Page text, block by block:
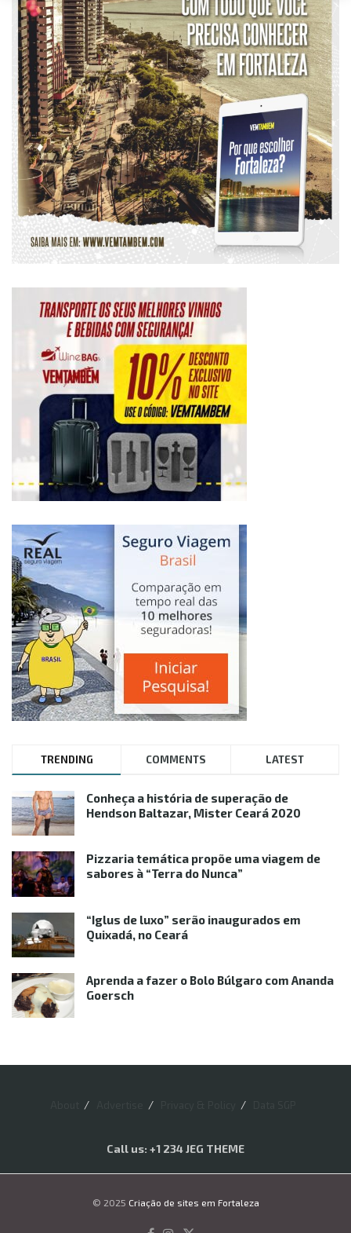
TRENDING COMMENTS LATEST
Conheça a história de superação de
Hendson Baltazar, Mister Ceará 2020
Pizzaria temática propõe uma viagem de
sabores à “Terra do Nunca”
“Iglus de luxo” serão inaugurados em
Quixadá, no Ceará
Aprenda a fazer o Bolo Búlgaro com Ananda
Goersch
Call us: +1 234 JEG THEME
© 2025 Criação de sites em Fortaleza